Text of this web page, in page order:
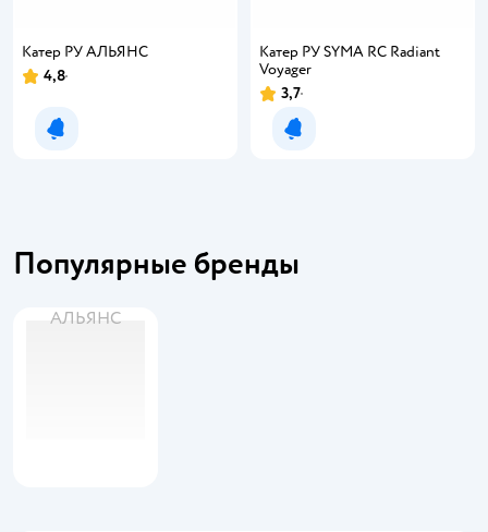
Катер РУ АЛЬЯНС
4,8
Уведомить о появлении
Катер РУ SYMA RC Radiant
Voyager
3,7
Уведомить о появлении
Популярные бренды
АЛЬЯНС